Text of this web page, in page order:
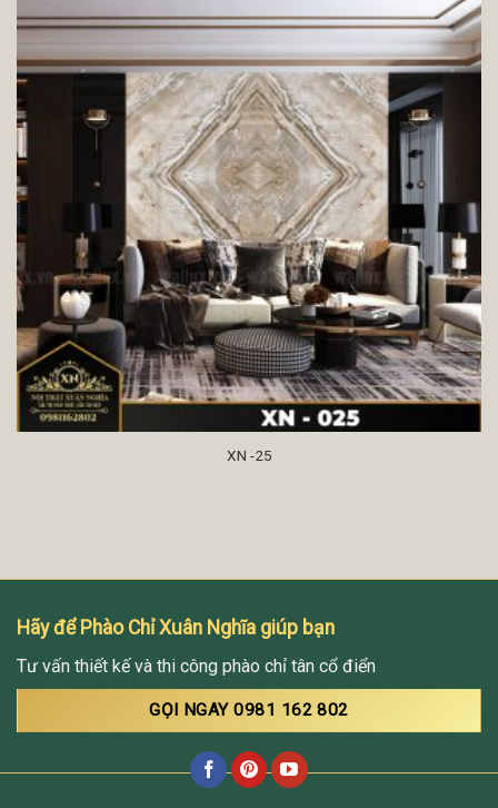
XN -25
Hãy để Phào Chỉ Xuân Nghĩa giúp bạn
Tư vấn thiết kế và thi công phào chỉ tân cổ điển
GỌI NGAY 0981 162 802